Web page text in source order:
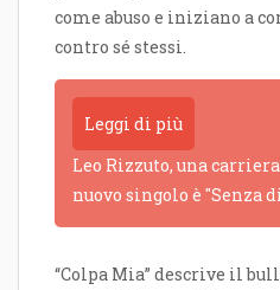
come abuso e iniziano a
contro sé stessi.
Leggi di più
Leo Rizzuto, una
nuovo singolo è "Senza
“Colpa Mia” descrive il